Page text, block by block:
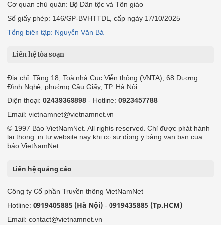
Cơ quan chủ quản: Bộ Dân tộc và Tôn giáo
Số giấy phép: 146/GP-BVHTTDL, cấp ngày 17/10/2025
Tổng biên tập: Nguyễn Văn Bá
Liên hệ tòa soạn
Địa chỉ: Tầng 18, Toà nhà Cục Viễn thông (VNTA), 68 Dương
Đình Nghệ, phường Cầu Giấy, TP. Hà Nội.
Điện thoại: 02439369898 - Hotline: 0923457788
Email: vietnamnet@vietnamnet.vn
© 1997 Báo VietNamNet. All rights reserved. Chỉ được phát hành
lại thông tin từ website này khi có sự đồng ý bằng văn bản của
báo VietNamNet.
Liên hệ quảng cáo
Công ty Cổ phần Truyền thông VietNamNet
Hotline: 0919405885 (Hà Nội) - 0919435885 (Tp.HCM)
Email: contact@vietnamnet.vn